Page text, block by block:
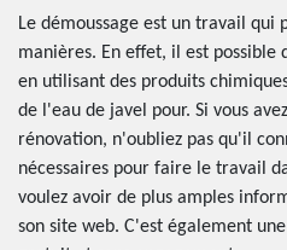
Le démoussage est un travail qui
manières. En effet, il est possible
en utilisant des produits
de l'eau de javel pour. Si vous
rénovation, n'oubliez pas qu'il
nécessaires pour faire le travail
voulez avoir de plus amples
son site web. C'est également